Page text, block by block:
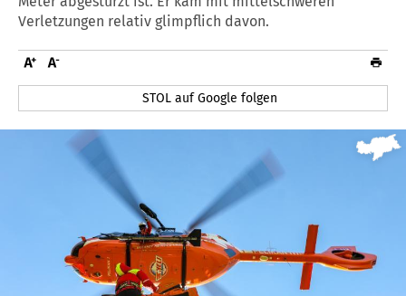
Verletzungen relativ glimpflich davon.
STOL auf Google folgen